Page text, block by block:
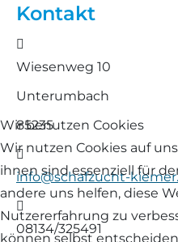
Kontakt
Wiesenweg 10
Unterumbach
85235
E-Mail
info@schafzucht-
08134/325491
Wir benutzen Cookies
Wir nutzen Cookies auf
ihnen sind essenziell für
andere uns helfen, diese
Nutzererfahrung zu
können selbst
Formulare/Download
Links Züchter-Internetseiten
Preisrichter in Bayern
Futtrationsrechner
Neueinsteiger
Weißes Bergschaf
Landschaf
Rouge de Roussillon
Schwarzes Villnösser Schaf
Scottish Blackface
Shetland